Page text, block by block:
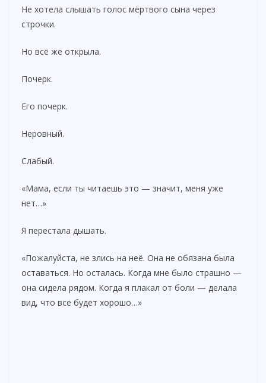
Не хотела слышать голос мёртвого сына через
строчки.
Но всё же открыла.
Почерк.
Его почерк.
Неровный.
Слабый.
«Мама, если ты читаешь это — значит, меня уже
нет…»
Я перестала дышать.
«Пожалуйста, не злись на неё. Она не обязана была
оставаться. Но осталась. Когда мне было страшно —
она сидела рядом. Когда я плакал от боли — делала
вид, что всё будет хорошо…»